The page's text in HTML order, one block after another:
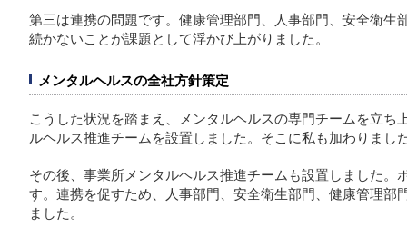
第三は連携の問題です。健康管理部門、人事部門、安全衛生
続かないことが課題として浮かび上がりました。
メンタルヘルスの全社方針策定
こうした状況を踏まえ、メンタルヘルスの専門チームを立ち
ルヘルス推進チームを設置しました。そこに私も加わりまし
その後、事業所メンタルヘルス推進チームも設置しました。
す。連携を促すため、人事部門、安全衛生部門、健康管理部
ました。